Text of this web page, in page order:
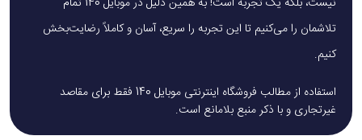
تلاشمان را می‌کنیم تا این تجربه را سریع، آسان و کاملاً رضایت‌بخش
کنیم.
استفاده از مطالب فروشگاه اینترنتی موبایل 140 فقط برای مقاصد
غیرتجاری و با ذکر منبع بلامانع است.